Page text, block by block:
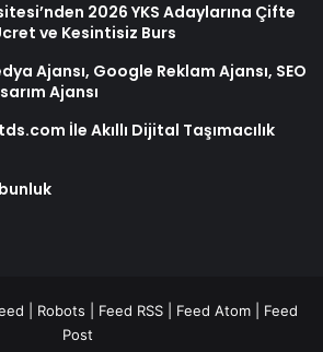
2026 YKS Adaylarına Çifte
ve Kesintisiz Burs
Ajansı, Google Reklam Ajansı, SEO
Ajansı
İle Akıllı Dijital Taşımacılık
Robots Feed RSS Feed Atom
Feed
Post